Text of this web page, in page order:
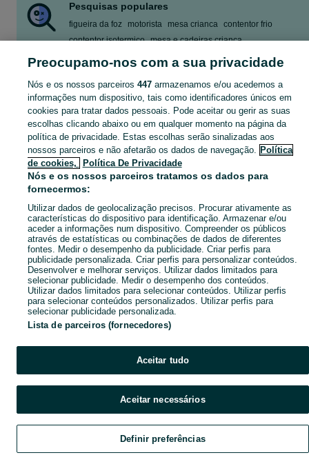
Pesquisas populares
figueira da foz motorista mesa crianca contentor frio
contentor isotermico mesa e cadeiras crianca
móveis para áreas externas
Descubra os anúncios classificados gratuitos em no OLX Portugal. Desde empregos a serviços e produtos, encontre tudo o que precisa localmente. Mostrar
Mapa do site
Mapa das freguesias
Mapa de mini-sites
Explorar Favoritos Vender Chat Conta
Preocupamo-nos com a sua privacidade
Nós e os nossos parceiros 447armazenamos e/ou acedemos a
informações num dispositivo, tais como identificadores únicos em
cookies para tratar dados pessoais. Pode aceitar ou gerir as suas
escolhas clicando abaixo ou em qualquer momento na página da
política de privacidade. Estas escolhas serão sinalizadas aos
nossos parceiros e não afetarão os dados de navegação. Política
de cookies,
Política De Privacidade
Nós e os nossos parceiros tratamos os dados para
fornecermos:
Utilizar dados de geolocalização precisos. Procurar ativamente as
características do dispositivo para identificação. Armazenar e/ou
aceder a informações num dispositivo. Compreender os públicos
através de estatísticas ou combinações de dados de diferentes
fontes. Medir o desempenho da publicidade. Criar perfis para
publicidade personalizada. Criar perfis para personalizar conteúdos.
Desenvolver e melhorar serviços. Utilizar dados limitados para
selecionar publicidade. Medir o desempenho dos conteúdos.
Utilizar dados limitados para selecionar conteúdos. Utilizar perfis
para selecionar conteúdos personalizados. Utilizar perfis para
selecionar publicidade personalizada.
Lista de parceiros (fornecedores)
Aceitar tudo
Aceitar necessários
Definir preferências